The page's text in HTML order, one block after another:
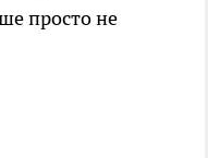
просто не